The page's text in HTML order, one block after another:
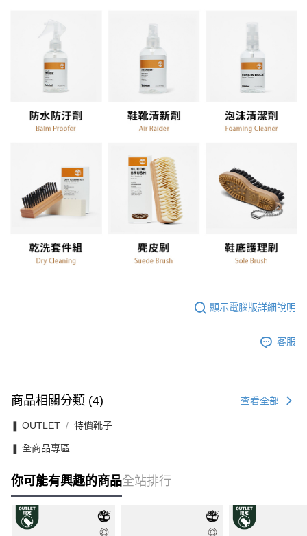
顯示電腦版詳細說明
客服
商品相關分類 (4) 查看全部
❚ OUTLET 特價靴子
❚ 全商品專區
你可能有興趣的商品全站排行